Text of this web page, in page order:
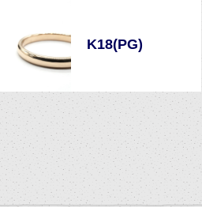
K18(PG)